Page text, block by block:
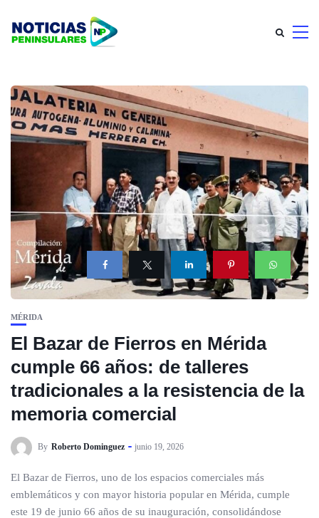
MÉRIDA
El Bazar de Fierros en Mérida
cumple 66 años: de talleres
tradicionales a la resistencia de la
memoria comercial
By Roberto Dominguez junio 19, 2026
El Bazar de Fierros, uno de los espacios comerciales más
emblemáticos y con mayor historia popular en Mérida, cumple
este 19 de junio 66 años de su inauguración, consolidándose